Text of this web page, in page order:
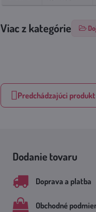
Viac z kategórie
Predchádzajúci produkt
Dodanie tovaru
Doprava a platba
Obchodné